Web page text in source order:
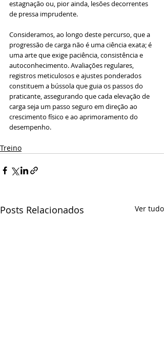
estagnação ou, pior ainda, lesões decorrentes
de pressa imprudente.
Consideramos, ao longo deste percurso, que a
progressão de carga não é uma ciência exata; é
uma arte que exige paciência, consistência e
autoconhecimento. Avaliações regulares,
registros meticulosos e ajustes ponderados
constituem a bússola que guia os passos do
praticante, assegurando que cada elevação de
carga seja um passo seguro em direção ao
crescimento físico e ao aprimoramento do
desempenho.
Treino
Posts Relacionados Ver tudo